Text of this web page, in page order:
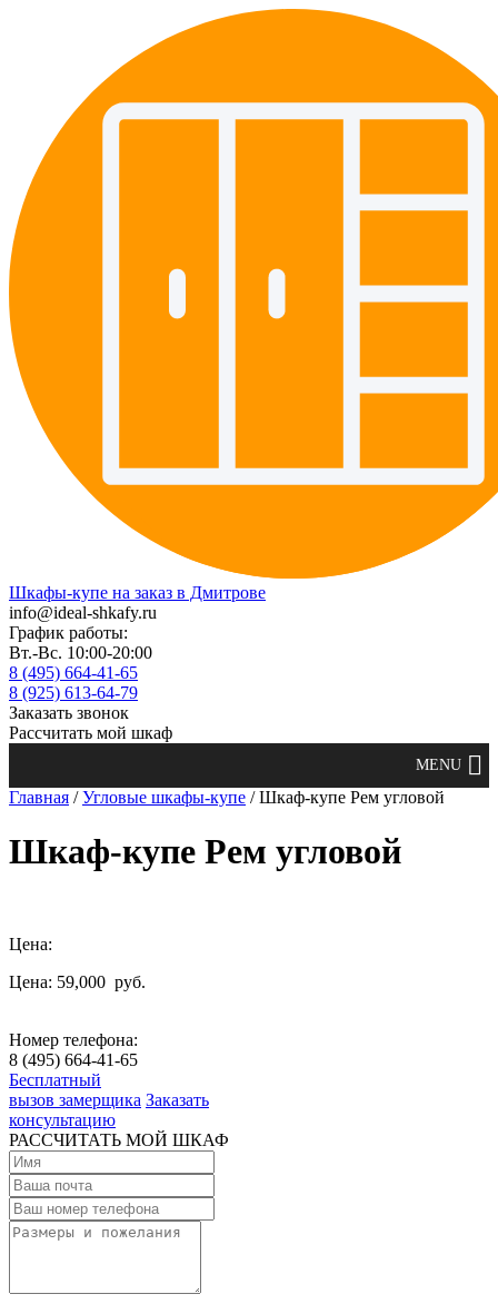
Шкафы-купе на заказ в Дмитрове
info@ideal-shkafy.ru
График работы:
Вт.-Вс. 10:00-20:00
8 (495) 664-41-65
8 (925) 613-64-79
Заказать звонок
Рассчитать мой шкаф
Главная /Угловые шкафы-купе / Шкаф-купе Рем угловой
Шкаф-купе Рем угловой
Цена:
Цена: 59,000 руб.
Номер телефона:
8 (495) 664-41-65
Бесплатный
вызов замерщика Заказать
консультацию
РАССЧИТАТЬ МОЙ ШКАФ